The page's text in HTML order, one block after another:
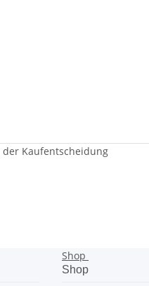
Kaufentscheidung
Shop
Shop